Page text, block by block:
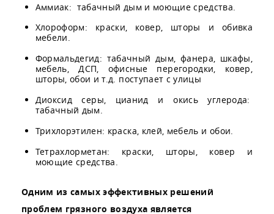
Аммиак: табачный дым и моющие средства.
Хлороформ: краски, ковер, шторы и обивка
мебели.
Формальдегид: табачный дым, фанера, шкафы,
мебель, ДСП, офисные перегородки, ковер,
шторы, обои и т.д. поступает с улицы
Диоксид серы, цианид и окись углерода:
табачный дым.
Трихлорэтилен: краска, клей, мебель и обои.
Тетрахлорметан: краски, шторы, ковер и
моющие средства.
Одним из самых эффективных решений
проблем грязного воздуха является